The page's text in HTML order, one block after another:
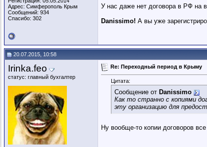
Адрес: Симферополь Крым
Сообщений: 934
Спасибо: 302
У нас даже нет договора в РФ на
Danissimo! А вы уже
20.07.2015, 10:58
Irinka.feo
статус: главный бухгалтер
Re: Переходный период в Крыму
Цитата:
Сообщение от Danissimo
Как то странно с копиями
эту организацию для
Ну вообще-то копии договоров